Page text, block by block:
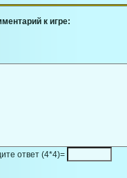
к игре:
ответ (4*4)=